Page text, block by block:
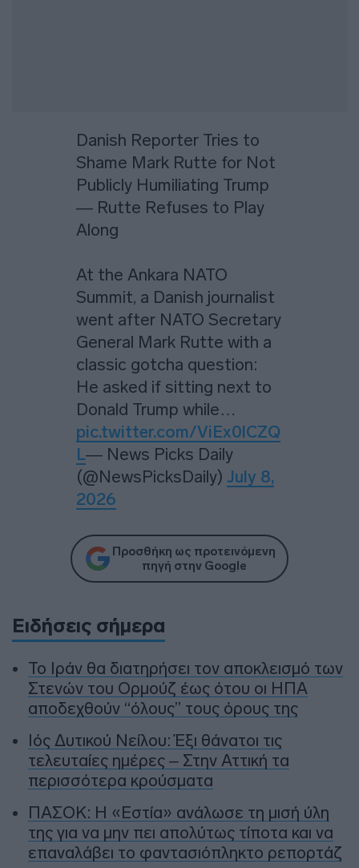
Danish Reporter Tries to
Shame Mark Rutte for Not
Publicly Humiliating Trump
— Rutte Refuses to Play
Along
At the Ankara NATO
Summit, a Danish journalist
went after NATO Secretary
General Mark Rutte with a
classic gotcha question:
He asked if sitting next to
Donald Trump while…
pic.twitter.com/ViEx0lCZQ
L— News Picks Daily
(@NewsPicksDaily) July 8,
2026
Προσθήκη ως προτεινόμενη
πηγή στην Google
Ειδήσεις σήμερα
To Ιράν θα διατηρήσει τον αποκλεισμό των
Στενών του Ορμούζ έως ότου οι ΗΠΑ
αποδεχθούν “όλους” τους όρους της
Ιός Δυτικού Νείλου: Έξι θάνατοι τις
τελευταίες ημέρες – Στην Αττική τα
περισσότερα κρούσματα
ΠΑΣΟΚ: Η «Εστία» ανάλωσε τη μισή ύλη
της για να μην πει απολύτως τίποτα και να
επαναλάβει το φαντασιόπληκτο ρεπορτάζ